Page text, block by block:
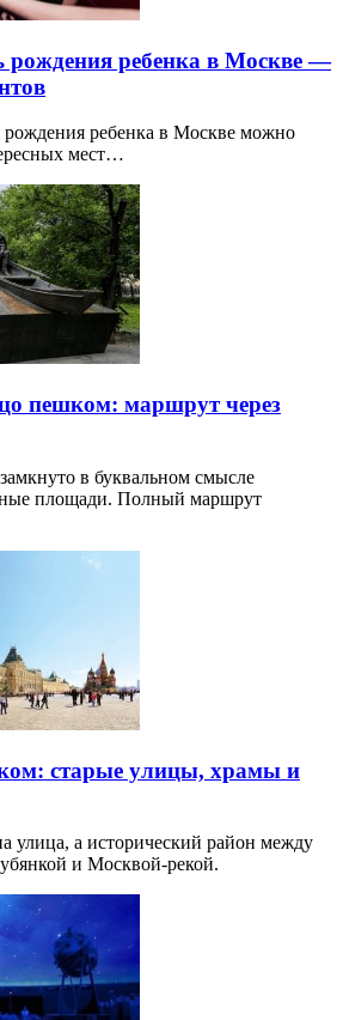
рождения ребенка в Москве —
рождения ребенка в Москве можно
мест…
пешком: маршрут через
в буквальном смысле
площади. Полный маршрут
старые улицы, храмы и
улица, а исторический район между
и Москвой-рекой.